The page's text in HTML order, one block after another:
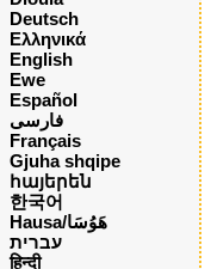
Deutsch
Ελληνικά
English
Ewe
Español
فارسی
Français
Gjuha shqipe
հայերեն
한국어
Hausa/هَوُسَا
עברית
हिन्दी